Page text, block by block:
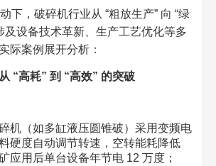
下，破碎机行业从 “粗放生产” 向 “绿
及设备技术革新、生产工艺优化等多
际案例展开分析：​
“高耗” 到 “高效” 的突破​
机（如多缸液压圆锥破）采用变频电
硬度自动调节转速，空转能耗降低
应用后单台设备年节电 12 万度；​